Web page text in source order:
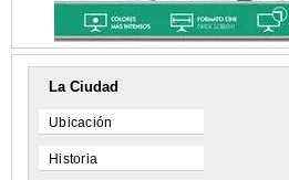
La Ciudad
Ubicación
Historia